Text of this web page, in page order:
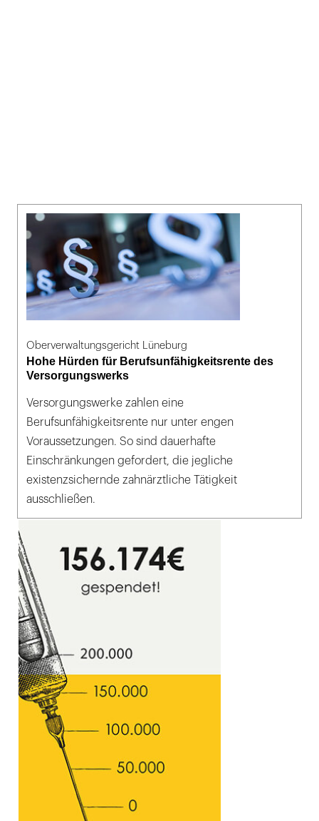
Oberverwaltungsgericht Lüneburg
Hohe Hürden für Berufsunfähigkeitsrente des
Versorgungswerks
Versorgungswerke zahlen eine
Berufsunfähigkeitsrente nur unter engen
Voraussetzungen. So sind dauerhafte
Einschränkungen gefordert, die jegliche
existenzsichernde zahnärztliche Tätigkeit
ausschließen.